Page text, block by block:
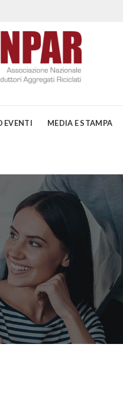
EVENTI MEDIA E STAMPA